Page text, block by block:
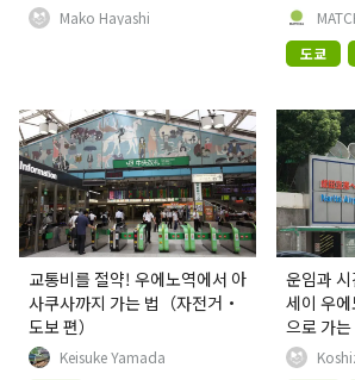
Mako Hayashi
도쿄
교통비를 절약! 우에노역에서 아
사쿠사까지 가는 법（자전거・
도보 편）
Keisuke Yamada
운임과
세이 우
으로 가는